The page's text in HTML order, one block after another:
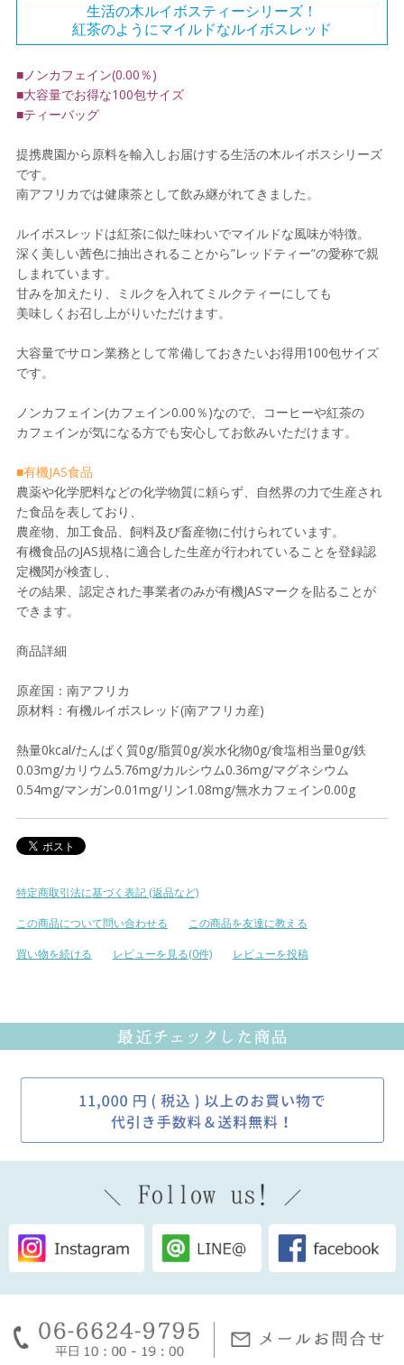
生活の木ルイボスティーシリーズ！
紅茶のようにマイルドなルイボスレッド
■ノンカフェイン(0.00％)
■大容量でお得な100包サイズ
■ティーバッグ
提携農園から原料を輸入しお届けする生活の木ルイボスシリーズ
です。
南アフリカでは健康茶として飲み継がれてきました。
ルイボスレッドは紅茶に似た味わいでマイルドな風味が特徴。
深く美しい茜色に抽出されることから”レッドティー”の愛称で親
しまれています。
甘みを加えたり、ミルクを入れてミルクティーにしても
美味しくお召し上がりいただけます。
大容量でサロン業務として常備しておきたいお得用100包サイズ
です。
ノンカフェイン(カフェイン0.00％)なので、コーヒーや紅茶の
カフェインが気になる方でも安心してお飲みいただけます。
■有機JAS食品
農薬や化学肥料などの化学物質に頼らず、自然界の力で生産され
た食品を表しており、
農産物、加工食品、飼料及び畜産物に付けられています。
有機食品のJAS規格に適合した生産が行われていることを登録認
定機関が検査し、
その結果、認定された事業者のみが有機JASマークを貼ることが
できます。
商品詳細
原産国：南アフリカ
原材料：有機ルイボスレッド(南アフリカ産)
熱量0kcal/たんぱく質0g/脂質0g/炭水化物0g/食塩相当量0g/鉄
0.03mg/カリウム5.76mg/カルシウム0.36mg/マグネシウム
0.54mg/マンガン0.01mg/リン1.08mg/無水カフェイン0.00g
特定商取引法に基づく表記 (返品など)
この商品について問い合わせる
この商品を友達に教える
買い物を続ける
レビューを見る(0件) レビューを投稿